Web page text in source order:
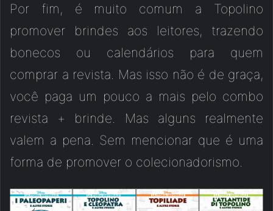
Por fim, é muito comum a Topolino
promover brindes aos leitores, trazendo
bonecos ou calendários para quem
comprar a revista. Mas isso não é de graça,
você paga um pouco a mais pelo combo
revista + brinde. Mas alguns realmente
valem a pena. Sem mencionar que é uma
forma de promover o colecionadorismo.